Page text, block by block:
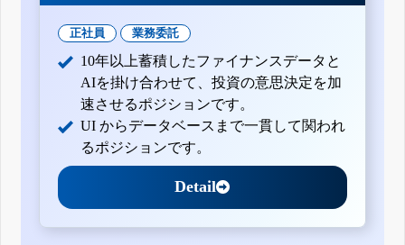
正社員 業務委託
10年以上蓄積したファイナンスデータと
AIを掛け合わせて、投資の意思決定を加
速させるポジションです。
UI からデータベースまで一貫して関われ
るポジションです。
Detail